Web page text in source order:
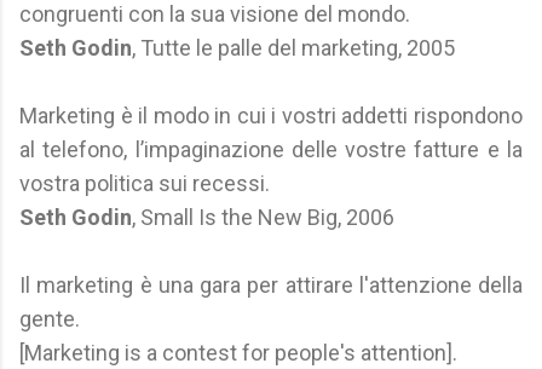
congruenti con la sua visione del mondo.
Seth Godin, Tutte le palle del marketing, 2005
Marketing è il modo in cui i vostri addetti rispondono
al telefono, l’impaginazione delle vostre fatture e la
vostra politica sui recessi.
Seth Godin, Small Is the New Big, 2006
Il marketing è una gara per attirare l'attenzione della
gente.
[Marketing is a contest for people's attention].